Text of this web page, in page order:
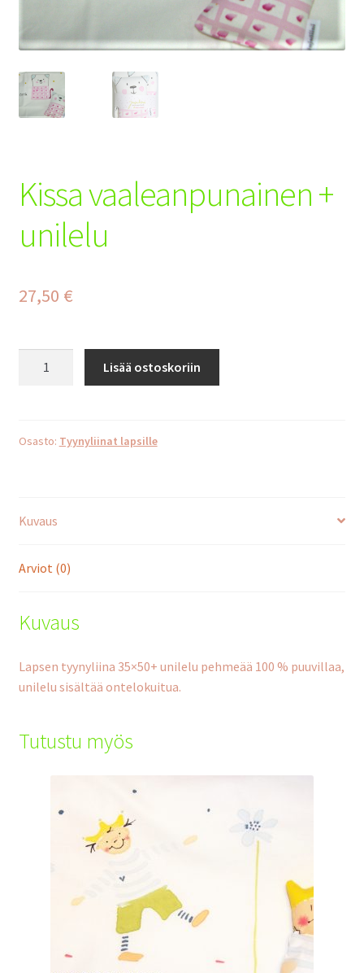
Maksuehdot
Kissa vaaleanpunainen +
unilelu
27,50 €
määrä
Lisää ostoskoriin
Osasto: Tyynyliinat lapsille
Kuvaus
Arviot (0)
Kuvaus
Lapsen tyynyliina 35×50+ unilelu pehmeää 100 % puuvillaa,
unilelu sisältää ontelokuitua.
Tutustu myös